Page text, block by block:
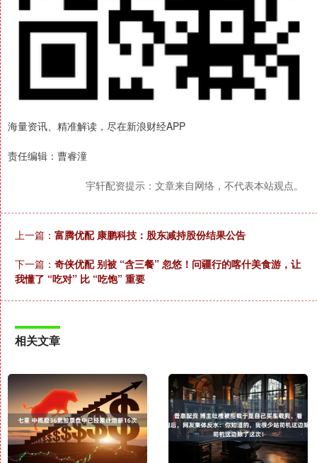
海量资讯、精准解读，尽在新浪财经APP
责任编辑：曹睿潼
宇轩配资提示：文章来自网络，不代表本站观点。
上一篇： 富腾优配 康鹏科技：股东减持股份结果公告
下一篇： 奇侠优配 别被 “含三餐” 忽悠！问疆行的喀什美食游，让
我懂了 “吃对” 比 “吃饱” 重要
相关文章